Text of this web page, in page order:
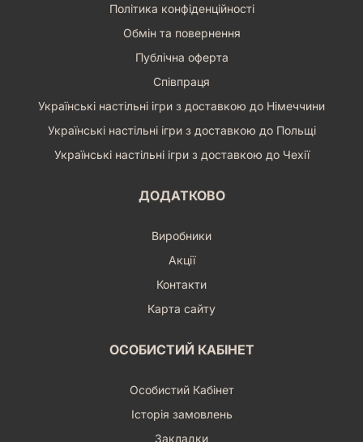
Політика конфіденційності
Обмін та повернення
Публічна оферта
Співпраця
Українські настільні ігри з доставкою до Німеччини
Українські настільні ігри з доставкою до Польщі
Українські настільні ігри з доставкою до Чехії
ДОДАТКОВО
Виробники
Акції
Контакти
Карта сайту
ОСОБИСТИЙ КАБІНЕТ
Особистий Кабінет
Історія замовлень
Закладки